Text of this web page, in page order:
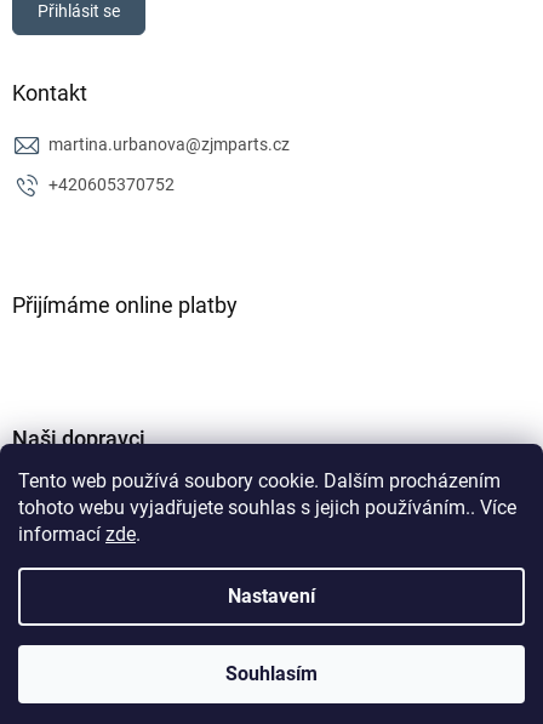
Tento web používá soubory cookie. Dalším procházením
tohoto webu vyjadřujete souhlas s jejich používáním.. Více
informací zde.
Nastavení
Souhlasím
Přihlásit se
Kontakt
martina.urbanova@zjmparts.cz
+420605370752
Přijímáme online platby
Naši dopravci
Vytvořil Shoptet
ZJM parts s.r.o. Všechna práva vyhrazena.